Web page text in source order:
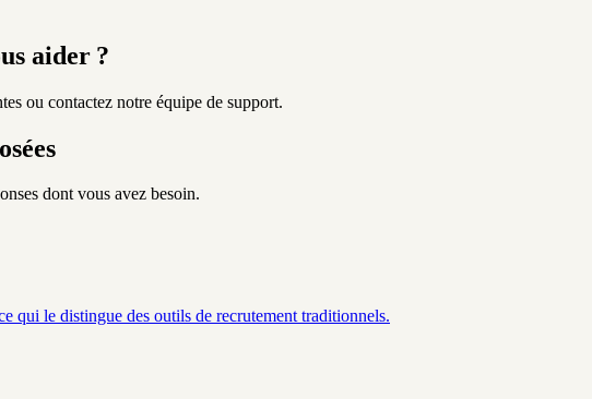
aider ?
ou contactez notre équipe de support.
dont vous avez besoin.
qui le distingue des outils de recrutement traditionnels.